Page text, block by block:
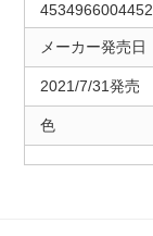
4534966004452
メーカー発売日
2021/7/31発売
色